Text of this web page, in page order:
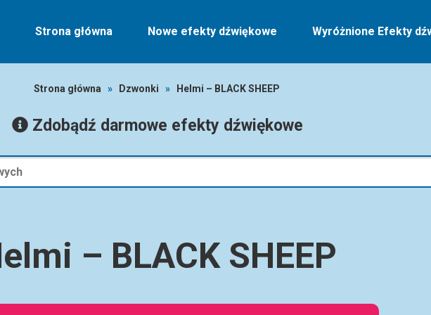
Strona główna Nowe efekty dźwiękowe Wyróżnione Efekty
Strona główna » Dzwonki » Helmi – BLACK SHEEP
Zdobądź darmowe efekty dźwiękowe
– BLACK SHEEP